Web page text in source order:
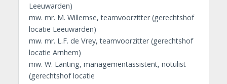
Leeuwarden)
mw. mr. M. Willemse, teamvoorzitter (gerechtshof
locatie Leeuwarden)
mw. mr. L.F. de Vrey, teamvoorzitter (gerechtshof
locatie Arnhem)
mw. W. Lanting, managementassistent, notulist
(gerechtshof locatie